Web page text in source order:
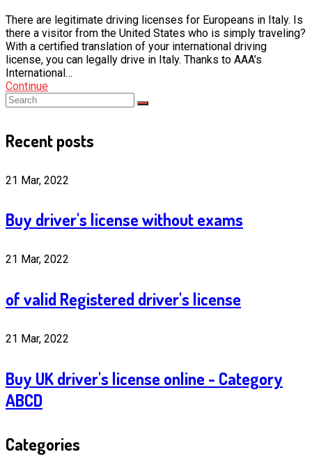
There are legitimate driving licenses for Europeans in Italy. Is
there a visitor from the United States who is simply traveling?
With a certified translation of your international driving
license, you can legally drive in Italy. Thanks to AAA’s
International…
Continue
Recent posts
21 Mar, 2022
Buy driver's license without exams
21 Mar, 2022
of valid Registered driver's license
21 Mar, 2022
Buy UK driver's license online - Category
ABCD
Categories